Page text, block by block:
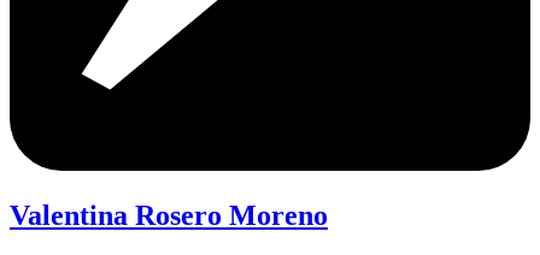
Valentina Rosero Moreno